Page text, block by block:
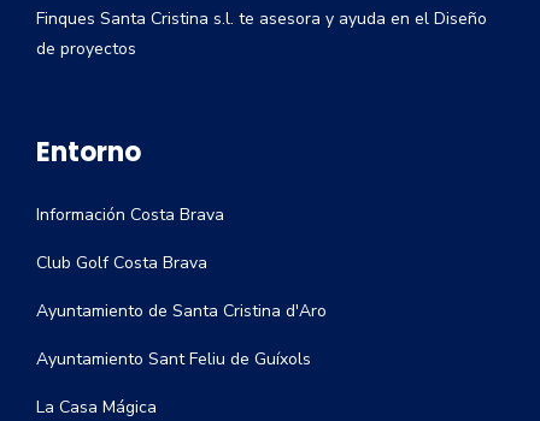
Finques Santa Cristina s.l. te asesora y ayuda en el Diseño
de proyectos
Entorno
Información Costa Brava
Club Golf Costa Brava
Ayuntamiento de Santa Cristina d'Aro
Ayuntamiento Sant Feliu de Guíxols
La Casa Mágica